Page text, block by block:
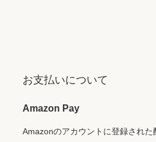
お支払いについて
Amazon Pay
Amazonのアカウントに登録された